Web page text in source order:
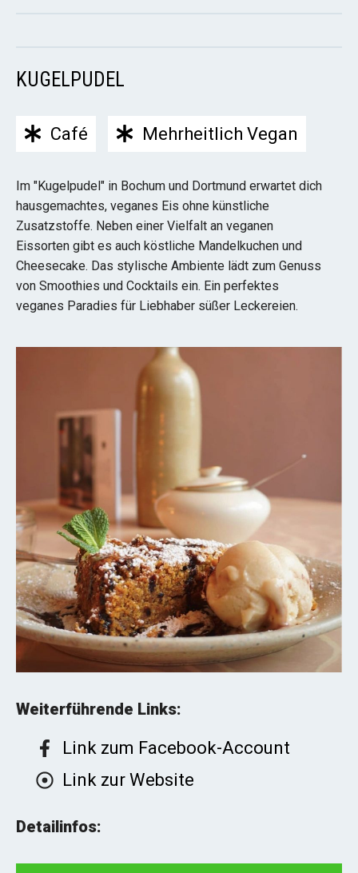
KUGELPUDEL
Café Mehrheitlich Vegan
Im "Kugelpudel" in Bochum und Dortmund erwartet dich
hausgemachtes, veganes Eis ohne künstliche
Zusatzstoffe. Neben einer Vielfalt an veganen
Eissorten gibt es auch köstliche Mandelkuchen und
Cheesecake. Das stylische Ambiente lädt zum Genuss
von Smoothies und Cocktails ein. Ein perfektes
veganes Paradies für Liebhaber süßer Leckereien.
Weiterführende Links:
Link zum Facebook-Account
Link zur Website
Detailinfos: